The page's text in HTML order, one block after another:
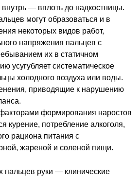
внутрь — вплоть до надкостницы.
могут образоваться и в
некоторых видов работ,
напряжения пальцев с
их в статичном
усугубляет систематическое
холодного воздуха или воды.
приводящие к нарушению
формирования наростов
курение, потребление алкоголя,
рациона питания с
жареной и соленой пищи.
руки — клинические